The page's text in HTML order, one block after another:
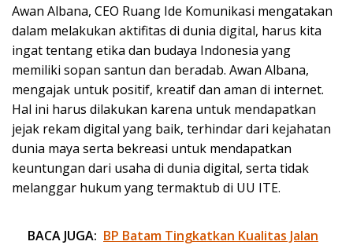
Awan Albana, CEO Ruang Ide Komunikasi mengatakan
dalam melakukan aktifitas di dunia digital, harus kita
ingat tentang etika dan budaya Indonesia yang
memiliki sopan santun dan beradab. Awan Albana,
mengajak untuk positif, kreatif dan aman di internet.
Hal ini harus dilakukan karena untuk mendapatkan
jejak rekam digital yang baik, terhindar dari kejahatan
dunia maya serta bekreasi untuk mendapatkan
keuntungan dari usaha di dunia digital, serta tidak
melanggar hukum yang termaktub di UU ITE.
BACA JUGA: BP Batam Tingkatkan Kualitas Jalan